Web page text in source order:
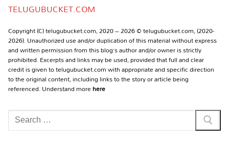
TELUGUBUCKET.COM
Copyright (C) telugubucket.com, 2020 – 2026 © telugubucket.com, (2020-
2026). Unauthorized use and/or duplication of this material without express
and written permission from this blog’s author and/or owner is strictly
prohibited. Excerpts and links may be used, provided that full and clear
credit is given to telugubucket.com with appropriate and specific direction
to the original content, including links to the story or article being
referenced. Understand morehere
Search
for: